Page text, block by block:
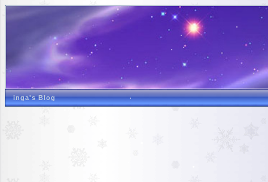
inga's Blog